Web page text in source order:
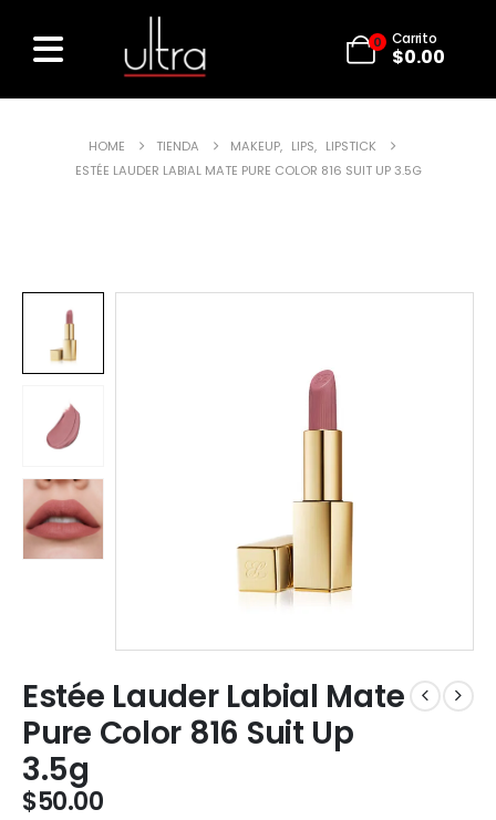
0 Carrito
$0.00
HOME TIENDA MAKEUP, LIPS, LIPSTICK
ESTÉE LAUDER LABIAL MATE PURE COLOR 816 SUIT UP 3.5G
Estée Lauder Labial Mate
Pure Color 816 Suit Up
3.5g
$50.00